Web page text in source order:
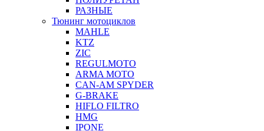
РАЗНЫЕ
Тюнинг мотоциклов
MAHLE
KTZ
ZIC
REGULMOTO
ARMA MOTO
CAN-AM SPYDER
G-BRAKE
HIFLO FILTRO
HMG
IPONE